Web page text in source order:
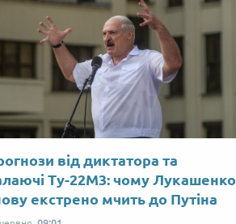
від диктатора та
Ту-22М3: чому Лукашенко
екстрено мчить до Путіна